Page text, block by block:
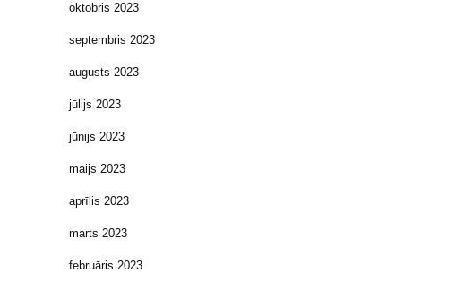
oktobris 2023
septembris 2023
augusts 2023
jūlijs 2023
jūnijs 2023
maijs 2023
aprīlis 2023
marts 2023
februāris 2023